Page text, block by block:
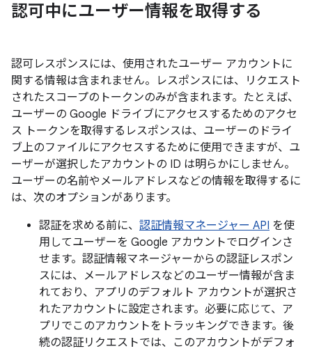
認可中にユーザー情報を取得する
認可レスポンスには、使用されたユーザー アカウントに
関する情報は含まれません。レスポンスには、リクエスト
されたスコープのトークンのみが含まれます。たとえば、
ユーザーの Google ドライブにアクセスするためのアクセ
ス トークンを取得するレスポンスは、ユーザーのドライ
ブ上のファイルにアクセスするために使用できますが、ユ
ーザーが選択したアカウントの ID は明らかにしません。
ユーザーの名前やメールアドレスなどの情報を取得するに
は、次のオプションがあります。
認証を求める前に、 認証情報マネージャー API を使
用してユーザーを Google アカウントでログインさ
せます。認証情報マネージャーからの認証レスポン
スには、メールアドレスなどのユーザー情報が含ま
れており、アプリのデフォルト アカウントが選択さ
れたアカウントに設定されます。必要に応じて、ア
プリでこのアカウントをトラッキングできます。後
続の認証リクエストでは、このアカウントがデフォ